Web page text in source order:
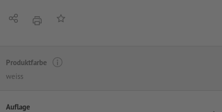
Teilen DruckenAuf die Merkliste
Produktfarbe
weiss
Auflage